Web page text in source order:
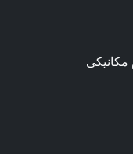
مکانیکی